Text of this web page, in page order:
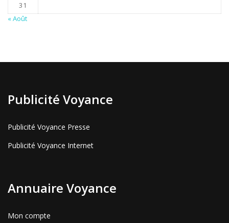
31
« Août
Publicité Voyance
Publicité Voyance Presse
Publicité Voyance Internet
Annuaire Voyance
Mon compte